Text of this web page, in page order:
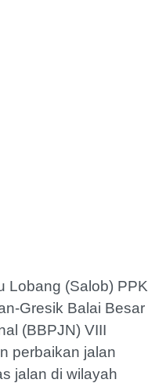
Lobang (Salob) PPK
Gresik Balai Besar
(BBPJN) VIII
perbaikan jalan
jalan di wilayah